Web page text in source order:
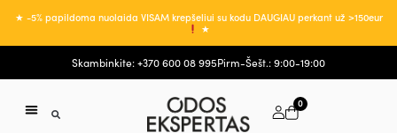
★ -5% papildoma nuolaida VISAM krepšeliui su kodu DAUGIAU perkant už >150eur
★
Skambinkite: +370 600 08 995Pirm-Šešt.: 9:00-19:00
0